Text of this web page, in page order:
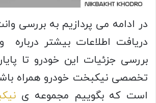
در ادامه می پردازیم به بررسی
دریافت اطلاعات بیشتر درباره
بررسی جزئیات این خودرو تا
تخصصی نیکبخت خودرو همراه
است که بگوییم مجموعه ی